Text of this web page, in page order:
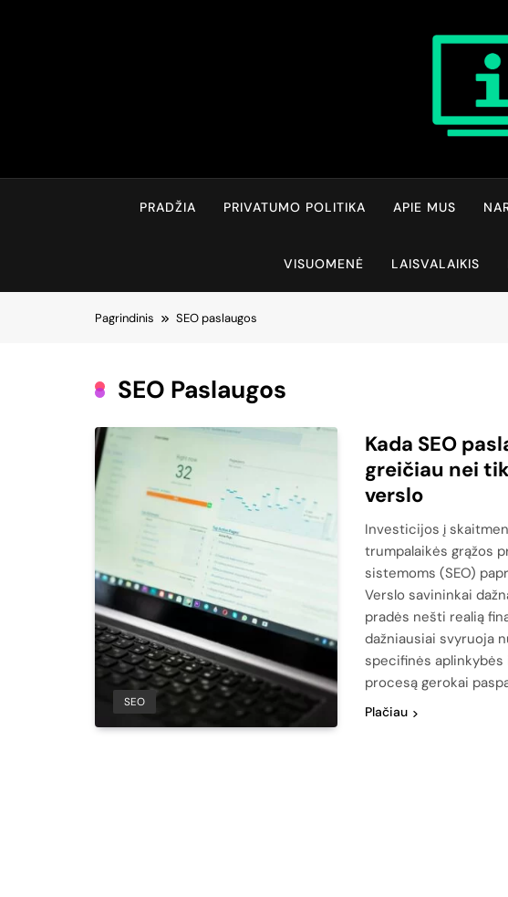
PRADŽIA PRIVATUMO POLITIKA APIE MUS
VISUOMENĖ LAISVALAIKIS
Pagrindinis SEO paslaugos
SEO Paslaugos
SEO
Kada SEO
greičiau nei
verslo
Investicijos į
trumpalaikės grąžos
sistemoms (SEO)
Verslo savininkai
pradės nešti realią
dažniausiai svyruoja
specifinės
procesą gerokai
Plačiau